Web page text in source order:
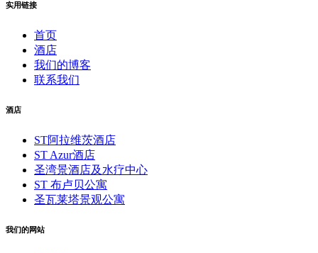
实用链接
首页
酒店
我们的博客
联系我们
酒店
ST阿拉维茨酒店
ST Azur酒店
圣湾景酒店及水疗中心
ST 布卢贝公寓
圣瓦莱塔景观公寓
我们的网站